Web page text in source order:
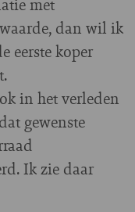
dan wil ik
eerste koper
in het verleden
gewenste
Ik zie daar